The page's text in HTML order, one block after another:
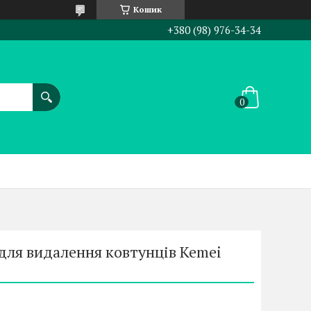
Кошик
+380 (98) 976-34-34
видалення ковтунців Kemei